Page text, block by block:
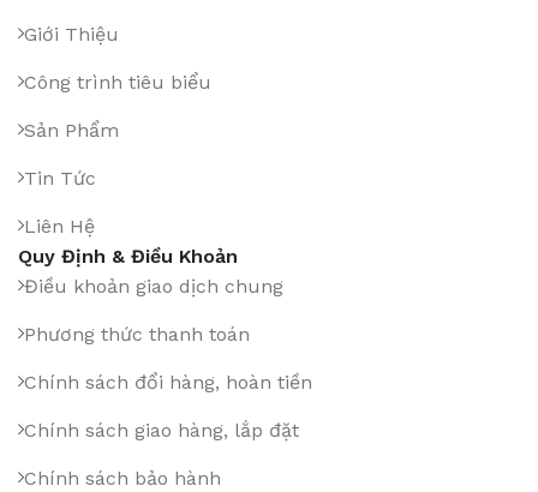
Giới Thiệu
Công trình tiêu biểu
Sản Phẩm
Tin Tức
Liên Hệ
Quy Định & Điều Khoản
Điều khoản giao dịch chung
Phương thức thanh toán
Chính sách đổi hàng, hoàn tiền
Chính sách giao hàng, lắp đặt
Chính sách bảo hành